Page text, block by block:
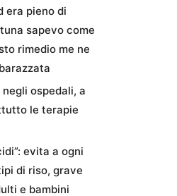
era pieno di
sapevo come
rimedio me ne
ospedali, a
le terapie
evita a ogni
di riso, grave
e bambini